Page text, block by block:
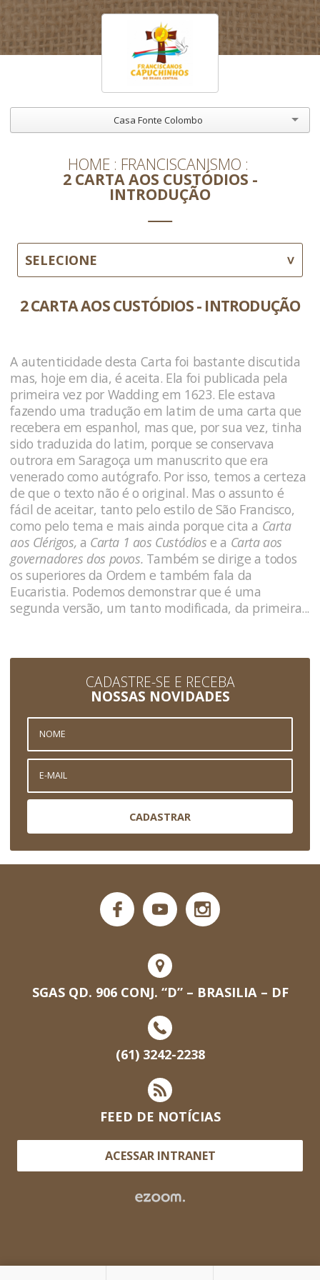
Casa Fonte Colombo
HOME FRANCISCANISMO
2 CARTA AOS CUSTÓDIOS -
INTRODUÇÃO
SELECIONE
2 CARTA AOS CUSTÓDIOS - INTRODUÇÃO
A autenticidade desta Carta foi bastante discutida
mas, hoje em dia, é aceita. Ela foi publicada pela
primeira vez por Wadding em 1623. Ele estava
fazendo uma tradução em latim de uma carta que
recebera em espanhol, mas que, por sua vez, tinha
sido traduzida do latim, porque se conservava
outrora em Saragoça um manuscrito que era
venerado como autógrafo. Por isso, temos a certeza
de que o texto não é o original. Mas o assunto é
fácil de aceitar, tanto pelo estilo de São Francisco,
como pelo tema e mais ainda porque cita a Carta
aos Clérigos, a Carta 1 aos Custódiose a Carta aos
governadores dos povos. Também se dirige a todos
os superiores da Ordem e também fala da
Eucaristia. Podemos demonstrar que é uma
segunda versão, um tanto modificada, da primeira...
CADASTRE-SE E RECEBA
NOSSAS NOVIDADES
CADASTRAR
SGAS QD. 906 CONJ. “D” – BRASILIA – DF
(61) 3242-2238
FEED DE NOTÍCIAS
ACESSAR INTRANET